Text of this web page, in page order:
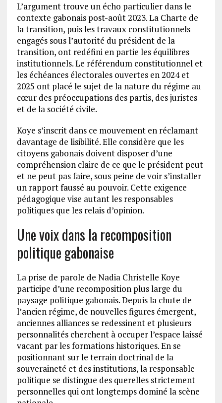
L’argument trouve un écho particulier dans le
contexte gabonais post-août 2023. La Charte de
la transition, puis les travaux constitutionnels
engagés sous l’autorité du président de la
transition, ont redéfini en partie les équilibres
institutionnels. Le référendum constitutionnel et
les échéances électorales ouvertes en 2024 et
2025 ont placé le sujet de la nature du régime au
cœur des préoccupations des partis, des juristes
et de la société civile.
Koye s’inscrit dans ce mouvement en réclamant
davantage de lisibilité. Elle considère que les
citoyens gabonais doivent disposer d’une
compréhension claire de ce que le président peut
et ne peut pas faire, sous peine de voir s’installer
un rapport faussé au pouvoir. Cette exigence
pédagogique vise autant les responsables
politiques que les relais d’opinion.
Une voix dans la recomposition
politique gabonaise
La prise de parole de Nadia Christelle Koye
participe d’une recomposition plus large du
paysage politique gabonais. Depuis la chute de
l’ancien régime, de nouvelles figures émergent,
anciennes alliances se redessinent et plusieurs
personnalités cherchent à occuper l’espace laissé
vacant par les formations historiques. En se
positionnant sur le terrain doctrinal de la
souveraineté et des institutions, la responsable
politique se distingue des querelles strictement
personnelles qui ont longtemps dominé la scène